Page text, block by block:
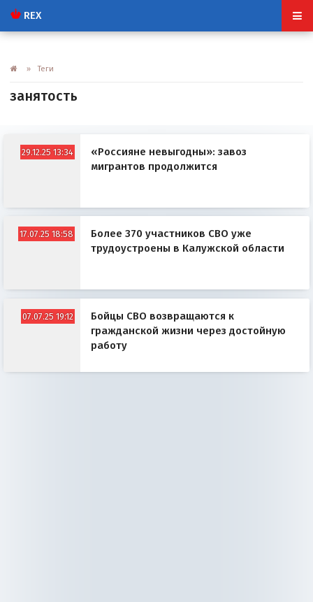
REX
» Теги
занятость
29.12.25 13:34
«Россияне невыгодны»: завоз
мигрантов продолжится
17.07.25 18:58
Более 370 участников СВО уже
трудоустроены в Калужской области
07.07.25 19:12
Бойцы СВО возвращаются к
гражданской жизни через достойную
работу